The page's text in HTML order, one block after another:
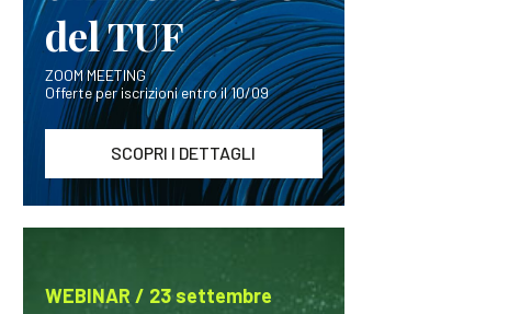
del TUF
ZOOM MEETING
Offerte per iscrizioni entro il 10/09
SCOPRI I DETTAGLI
WEBINAR / 23 settembre